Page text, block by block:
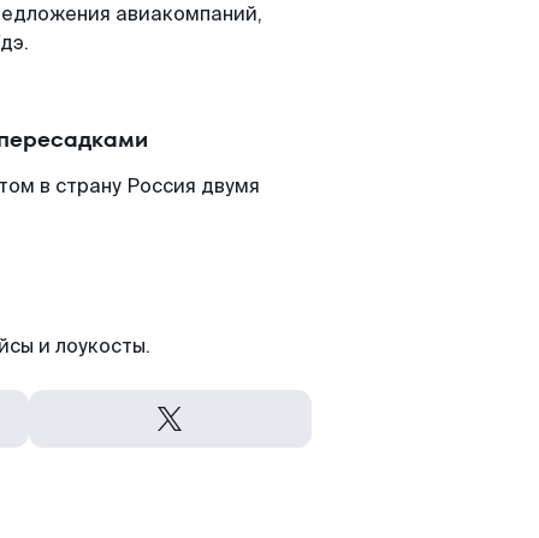
авиакомпаний,
в страну Россия двумя
и лоукосты.